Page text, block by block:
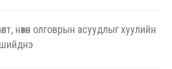
нөхөн олговрын асуудлыг хуулийн